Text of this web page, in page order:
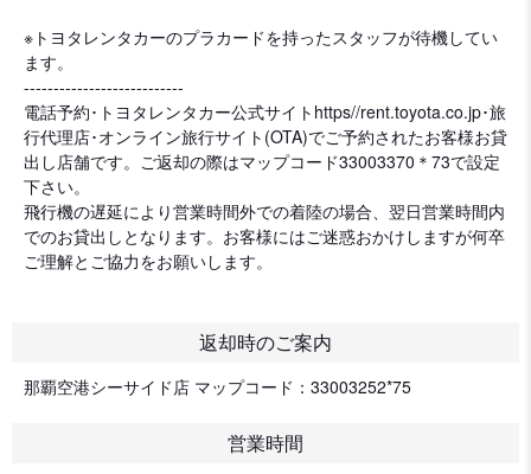
※トヨタレンタカーのプラカードを持ったスタッフが待機してい
ます。
---------------------------
電話予約･トヨタレンタカー公式サイトhttps//rent.toyota.co.jp･旅
行代理店･オンライン旅行サイト(OTA)でご予約されたお客様お貸
出し店舗です。ご返却の際はマップコード33003370＊73で設定
下さい。
飛行機の遅延により営業時間外での着陸の場合、翌日営業時間内
でのお貸出しとなります。お客様にはご迷惑おかけしますが何卒
ご理解とご協力をお願いします。
返却時のご案内
那覇空港シーサイド店 マップコード：33003252*75
営業時間